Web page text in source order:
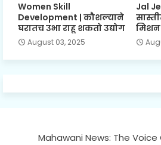
Women Skill
Development | कौशल्याने
घरातच उभा राहू शकतो उद्योग
August 03, 2025
Jal
मिशन
Mahawani News: The